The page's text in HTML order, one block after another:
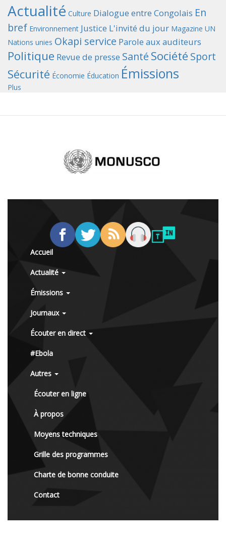
Actualité Culture Dialogue entre Congolais En
bref Environnement Justice L'invité du jour Magazine UN
Nations unies Okapi service Parole aux auditeurs
Politique Revue de presse Santé Société Sport
Sécurité Économie Éducation Émissions
Plus
Accueil
Actualité
Émissions
Journaux
Écouter en direct
#Ebola
Autres
Écouter en ligne
À propos
Moyens techniques
Grille des programmes
Charte de bonne conduite
Contact